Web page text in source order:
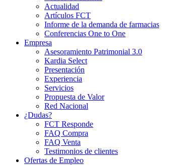
Actualidad
Artículos FCT
Informe de la demanda de farmacias
Conferencias One to One
Empresa
Asesoramiento Patrimonial 3.0
Kardia Select
Presentación
Experiencia
Servicios
Propuesta de Valor
Red Nacional
¿Dudas?
FCT Responde
FAQ Compra
FAQ Venta
Testimonios de clientes
Ofertas de Empleo